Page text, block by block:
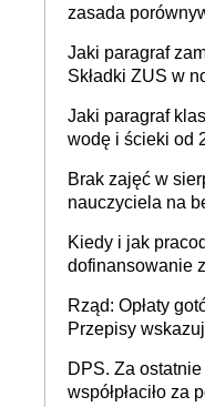
zasada
Jaki paragraf
Składki ZUS w
Jaki paragraf
wodę i ścieki od
Brak zajęć w
nauczyciela na
Kiedy i jak
dofinansowanie
Rząd: Opłaty
Przepisy
DPS. Za
współpłaciło za